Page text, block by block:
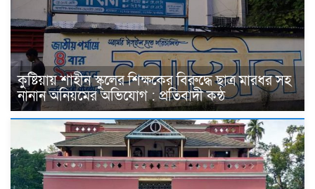
কুষ্টিয়ায় শাহীন স্কুলের শিক্ষকের বিরুদ্ধে ছাত্র মারধর সহ
নানান অনিয়মের অভিযোগ : প্রতিবাদী কন্ঠ